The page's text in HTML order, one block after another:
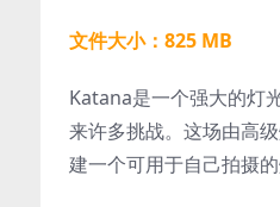
文件大小：825 MB
Katana是一个强大的灯
来许多挑战。这场由高
建一个可用于自己拍摄的